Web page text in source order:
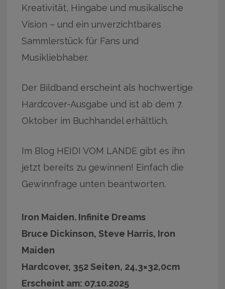
Kreativität, Hingabe und musikalische
Vision – und ein unverzichtbares
Sammlerstück für Fans und
Musikliebhaber.
Der Bildband erscheint als hochwertige
Hardcover-Ausgabe und ist ab dem 7.
Oktober im Buchhandel erhältlich.
Im Blog HEIDI VOM LANDE gibt es ihn
jetzt bereits zu gewinnen! Einfach die
Gewinnfrage unten beantworten.
Iron Maiden. Infinite Dreams
Bruce Dickinson, Steve Harris, Iron
Maiden
Hardcover, 352 Seiten, 24,3×32,0cm
Erscheint am: 07.10.2025